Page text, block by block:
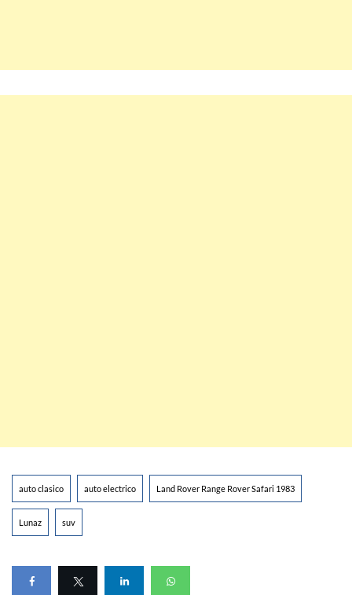
auto clasico auto electrico Land Rover Range Rover Safari 1983
Lunaz suv